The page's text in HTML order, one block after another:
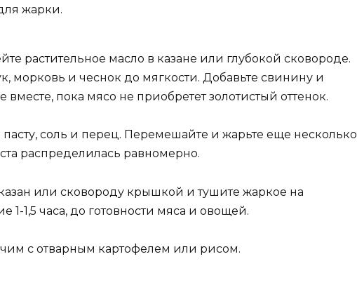
жарки.
растительное масло в казане или глубокой сковороде.
морковь и чеснок до мягкости. Добавьте свинину и
пока мясо не приобретет золотистый оттенок.
пасту, соль и перец. Перемешайте и жарьте еще несколько
распределилась равномерно.
или сковороду крышкой и тушите жаркое на
1-1,5 часа, до готовности мяса и овощей.
с отварным картофелем или рисом.